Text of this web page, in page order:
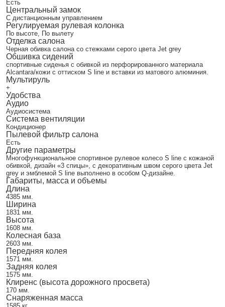
Есть
Центральный замок
С дистанционным управлением
Регулируемая рулевая колонка
По высоте, По вылету
Отделка салона
Черная обивка салона со стежками серого цвета Jet grey
Обшивка сидений
спортивные сиденья с обивкой из перфорированного материала
Alcantara/кожи с оттиском S line и вставки из матового алюминия.
Мультируль
+
Удобства
Аудио
Аудиосистема
Система вентиляции
Кондиционер
Пылевой фильтр салона
Есть
Другие параметры
Многофункциональное спортивное рулевое колесо S line с кожаной
обивкой, дизайн «3 спицы», c декоративным швом серого цвета Jet
grey и эмблемой S line выполнено в особом Q-дизайне.
Габариты, масса и объемы
Длина
4385 мм.
Ширина
1831 мм.
Высота
1608 мм.
Колесная база
2603 мм.
Передняя колея
1571 мм.
Задняя колея
1575 мм.
Клиренс (высота дорожного просвета)
170 мм.
Снаряженная масса